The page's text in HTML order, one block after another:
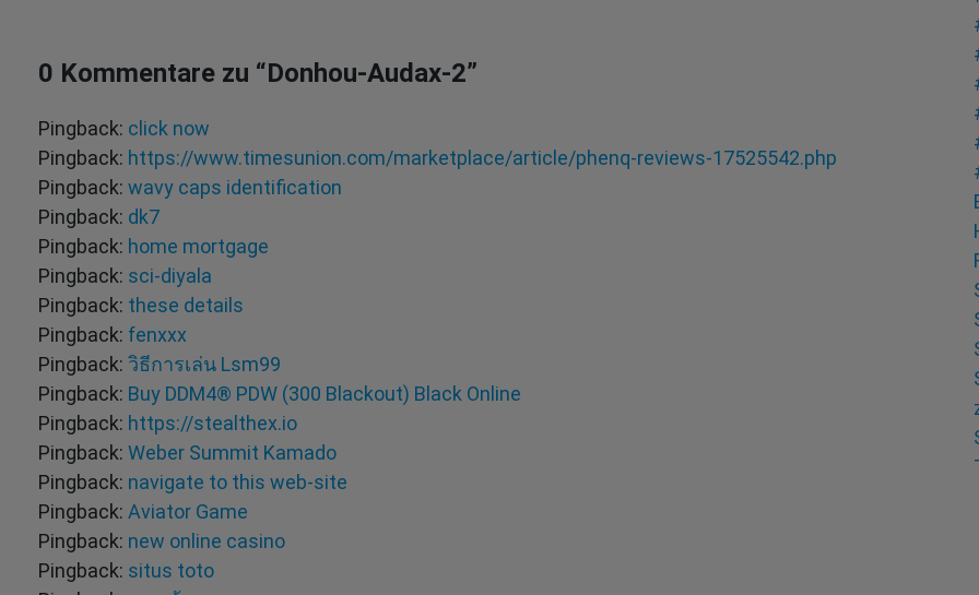
0 Kommentare zu “Donhou-Audax-2”
Pingback: click now
Pingback: https://www.timesunion.com/marketplace/article/phenq-reviews-17525542.php
Pingback: wavy caps identification​
Pingback: dk7
Pingback: home mortgage
Pingback: sci-diyala
Pingback: these details
Pingback: fenxxx
Pingback: วิธีการเล่น Lsm99
Pingback: Buy DDM4® PDW (300 Blackout) Black Online
Pingback: https://stealthex.io
Pingback: Weber Summit Kamado
Pingback: navigate to this web-site
Pingback: Aviator Game
Pingback: new online casino
Pingback: situs toto